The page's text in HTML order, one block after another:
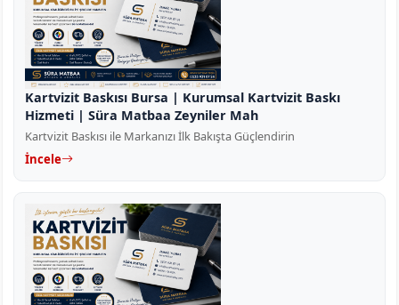
Kartvizit Baskısı Bursa | Kurumsal Kartvizit Baskı
Hizmeti | Süra Matbaa Zeyniler Mah
Kartvizit Baskısı ile Markanızı İlk Bakışta Güçlendirin
İncele